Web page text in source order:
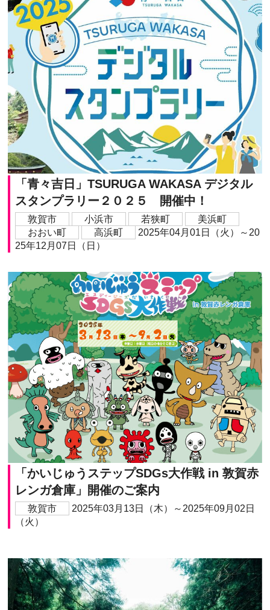
「青々吉日」TSURUGA WAKASA デジタル
スタンプラリー２０２５ 開催中！
敦賀市 小浜市 若狭町
美浜町
おおい町
高浜町
2025年04月01日（火）～20
25年12月07日（日）
「かいじゅうステップSDGs大作戦 in 敦賀赤
レンガ倉庫」開催のご案内
敦賀市
2025年03月13日（木）～2025年09月02日
（火）